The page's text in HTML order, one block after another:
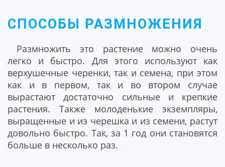
СПОСОБЫ РАЗМНОЖЕНИЯ
Размножить это растение можно очень
легко и быстро. Для этого используют как
верхушечные черенки, так и семена, при этом
как и в первом, так и во втором случае
вырастают достаточно сильные и крепкие
растения. Также молоденькие экземпляры,
выращенные и из черешка и из семени, растут
довольно быстро. Так, за 1 год они становятся
больше в несколько раз.